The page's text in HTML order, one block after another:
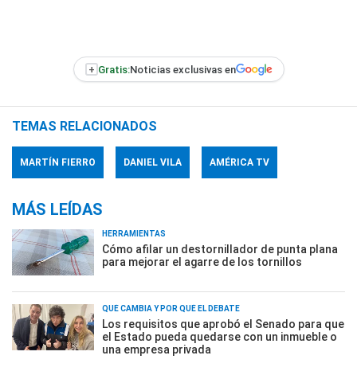
+ Gratis:Noticias exclusivas en
TEMAS RELACIONADOS
MARTÍN FIERRO DANIEL VILA AMÉRICA TV
MÁS LEÍDAS
HERRAMIENTAS
Cómo afilar un destornillador de punta plana
para mejorar el agarre de los tornillos
QUÉ CAMBIA Y POR QUÉ EL DEBATE
Los requisitos que aprobó el Senado para que
el Estado pueda quedarse con un inmueble o
una empresa privada